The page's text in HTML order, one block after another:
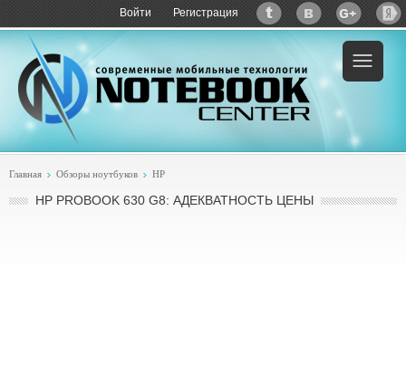
Войти Регистрация
Главная Обзоры ноутбуков HP
HP PROBOOK 630 G8: АДЕКВАТНОСТЬ ЦЕНЫ